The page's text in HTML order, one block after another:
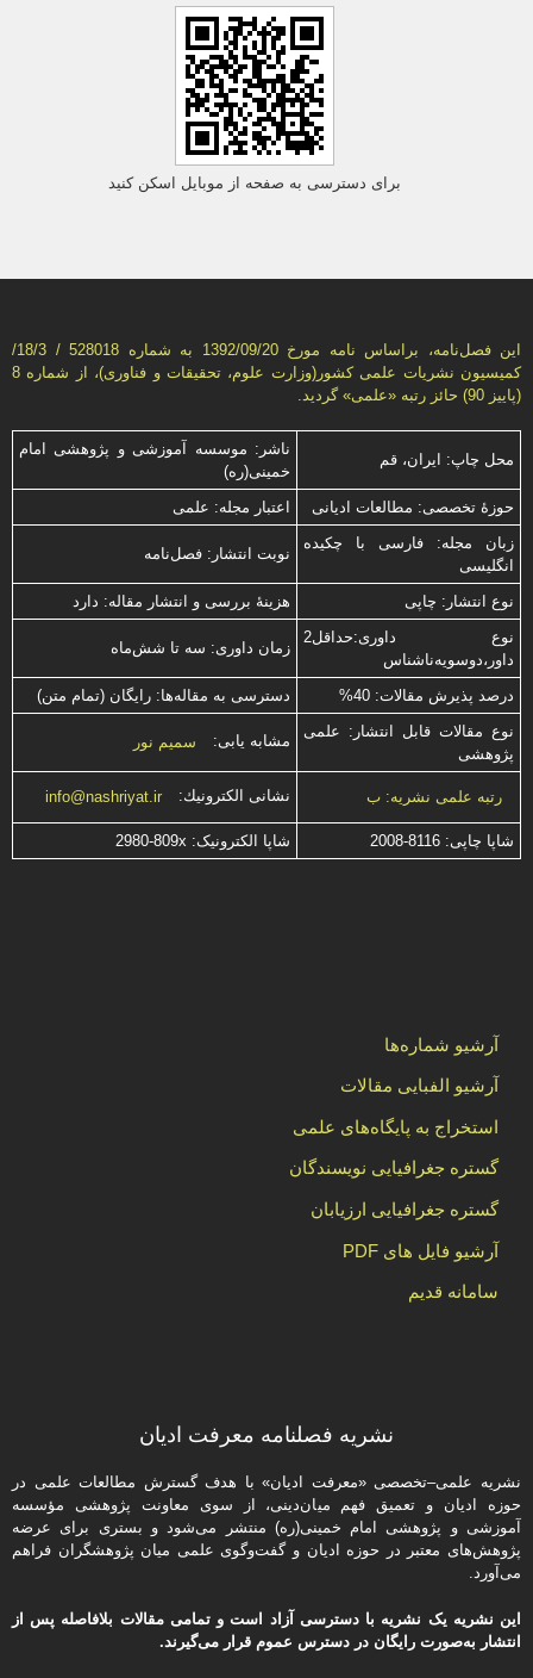
برای دسترسی به صفحه از موبایل اسکن کنید
این فصل‌نامه، براساس نامه مورخ 1392/09/20 به شماره 528018 / 18/3/
كمیسیون نشریات علمی كشور(وزارت علوم، تحقیقات و فناوری)، از شماره 8
(پاییز 90) حائز رتبه «علمی» گردید.
محل چاپ: ایران، قم
ناشر: موسسه آموزشی و پژوهشی امام
خمینی(ره)
حوزۀ تخصصی: مطالعات ادیانی
اعتبار مجله: علمی
زبان مجله: فارسی با چكیده
انگلیسی
نوبت انتشار: فصل‌نامه
نوع انتشار: چاپی
هزینۀ بررسی و انتشار مقاله: دارد
نوع داوری:حداقل2
داور،دوسویه‌ناشناس
زمان داوری: سه تا شش‌ماه
درصد پذیرش مقالات: 40%
دسترسی به مقاله‌ها: رایگان (تمام متن)
نوع مقالات قابل انتشار: علمی
پژوهشی
مشابه یابی: سمیم نور
رتبه علمی نشریه: ب نشانی الكترونیك: info@nashriyat.ir
شاپا چاپی: 2008-8116 شاپا الکترونیک: 2980-809x
آرشیو شماره‌ها
آرشیو الفبایی مقالات
استخراج به پایگاه‌های علمی
گستره جغرافیایی نویسندگان
گستره جغرافیایی ارزیابان
آرشیو فایل های PDF
سامانه قدیم
نشریه فصلنامه معرفت ادیان
نشریه علمی–تخصصی «معرفت ادیان» با هدف گسترش مطالعات علمی در
حوزه ادیان و تعمیق فهم میان‌دینی، از سوی معاونت پژوهشی مؤسسه
آموزشی و پژوهشی امام خمینی(ره) منتشر می‌شود و بستری برای عرضه
پژوهش‌های معتبر در حوزه ادیان و گفت‌وگوی علمی میان پژوهشگران فراهم
می‌آورد.
این نشریه یک نشریه با دسترسی آزاد است و تمامی مقالات بلافاصله پس از
انتشار به‌صورت رایگان در دسترس عموم قرار می‌گیرند.